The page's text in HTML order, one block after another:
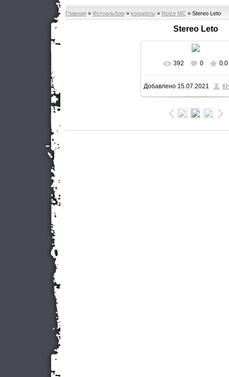
Главная » Фотоальбом » концерты » Noize MC» Stereo Leto
Stereo Leto
392 0 0.0
Добавлено 15.07.2021